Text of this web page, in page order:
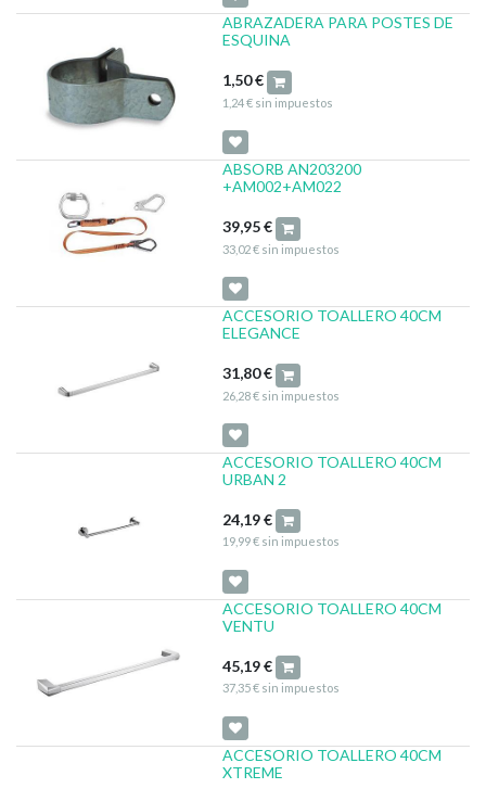
ABRAZADERA PARA POSTES DE
ESQUINA
1,50€
1,24€ sin impuestos
ABSORB AN203200
+AM002+AM022
39,95€
33,02€ sin impuestos
ACCESORIO TOALLERO 40CM
ELEGANCE
31,80€
26,28€ sin impuestos
ACCESORIO TOALLERO 40CM
URBAN 2
24,19€
19,99€ sin impuestos
ACCESORIO TOALLERO 40CM
VENTU
45,19€
37,35€ sin impuestos
ACCESORIO TOALLERO 40CM
XTREME